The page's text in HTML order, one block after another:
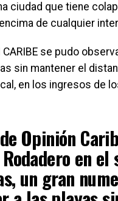
ciudad que tiene
de cualquier
se pudo
sin mantener el
en los ingresos de
Opinión
en
un gran